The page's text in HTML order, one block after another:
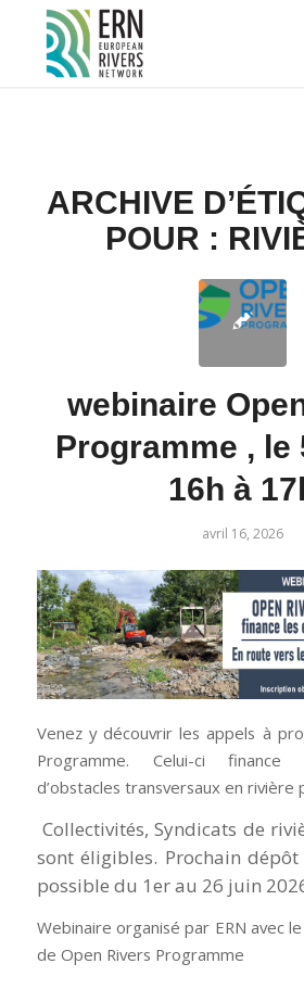
Panneau de gestion des cookies
ARCHIVE
POUR :
webinaire
Programme , le
16h à
avril 16, 2026
Venez y découvrir les appels à
Programme. Celui-ci finance
d’obstacles transversaux en rivière
Collectivités, Syndicats de
sont éligibles. Prochain
possible du 1er au 26 juin
Webinaire organisé par ERN avec
de Open Rivers Programme